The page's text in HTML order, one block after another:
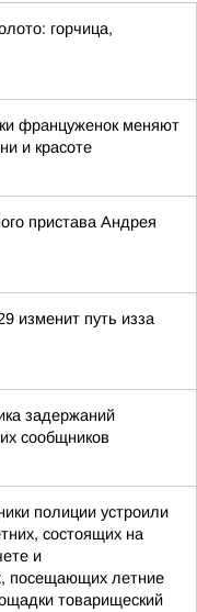
горчица,
француженок меняют
и красоте
пристава Андрея
изменит путь изза
задержаний
сообщников
полиции устроили
состоящих на
и
посещающих летние
товарищеский